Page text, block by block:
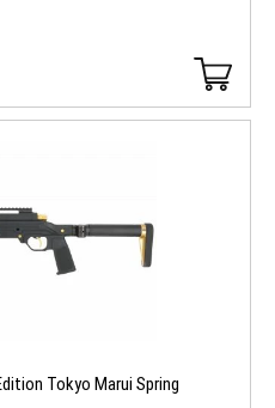
Tokyo Marui Spring